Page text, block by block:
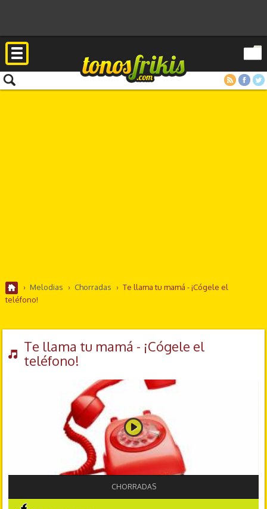
RSS FacebookTwitter
› Melodias › Chorradas › Te llama tu mamá - ¡Cógele el
teléfono!
Te llama tu mamá - ¡Cógele el
teléfono!
CHORRADAS